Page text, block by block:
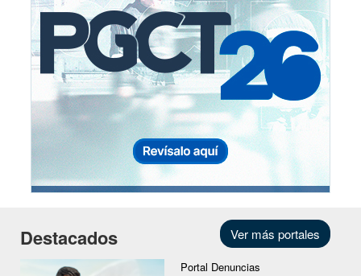
Destacados Ver más portales
Portal Denuncias